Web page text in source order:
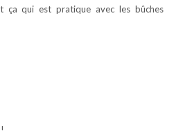
ça qui est pratique avec les bûches